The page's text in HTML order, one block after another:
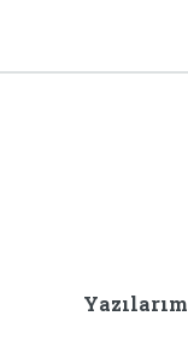
Yazılarım